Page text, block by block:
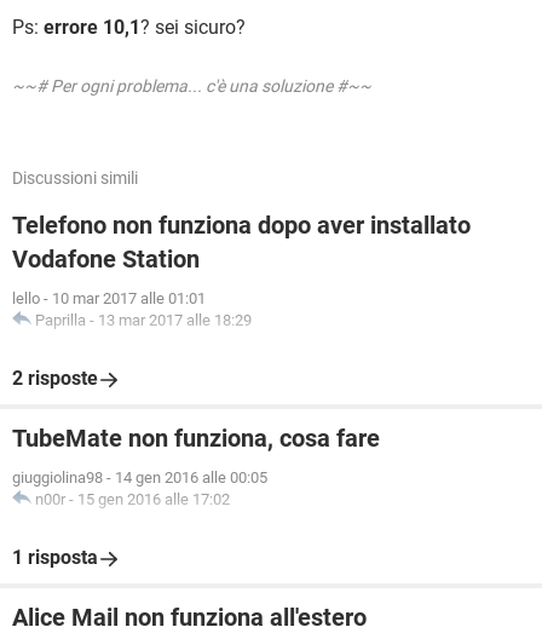
Ps: errore 10,1? sei sicuro?
~~# Per ogni problema... c'è una soluzione #~~
Discussioni simili
Telefono non funziona dopo aver installato
Vodafone Station
lello - 10 mar 2017 alle 01:01
Paprilla - 13 mar 2017 alle 18:29
2 risposte
TubeMate non funziona, cosa fare
giuggiolina98 - 14 gen 2016 alle 00:05
n00r - 15 gen 2016 alle 17:02
1 risposta
Alice Mail non funziona all'estero